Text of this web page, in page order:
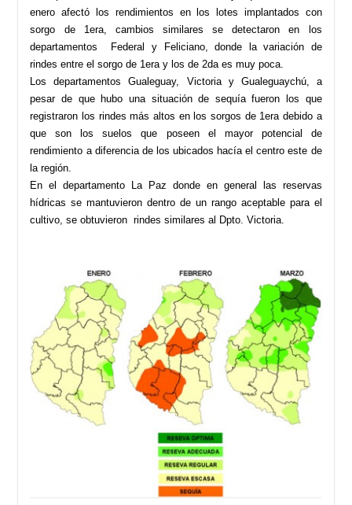
enero afectó los rendimientos en los lotes implantados con
sorgo de 1era, cambios similares se detectaron en los
departamentos Federal y Feliciano, donde la variación de
rindes entre el sorgo de 1era y los de 2da es muy poca.
Los departamentos Gualeguay, Victoria y Gualeguaychú, a
pesar de que hubo una situación de sequía fueron los que
registraron los rindes más altos en los sorgos de 1era debido a
que son los suelos que poseen el mayor potencial de
rendimiento a diferencia de los ubicados hacía el centro este de
la región.
En el departamento La Paz donde en general las reservas
hídricas se mantuvieron dentro de un rango aceptable para el
cultivo, se obtuvieron rindes similares al Dpto. Victoria.